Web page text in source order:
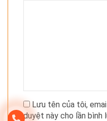
Lưu tên của tôi,
duyệt này cho lần bình